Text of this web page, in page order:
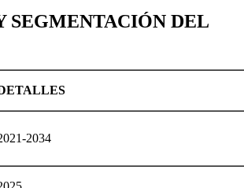
SEGMENTACIÓN DEL
2034